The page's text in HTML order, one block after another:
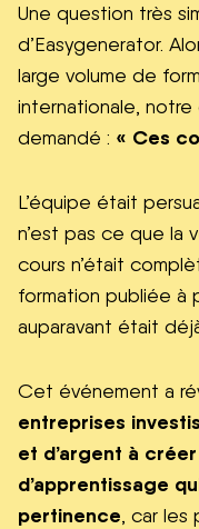
Une question très
d’Easygenerator.
large volume de
internationale, notre
demandé : « Ces
L’équipe était
n’est pas ce que la
cours n’était
formation publiée à
auparavant était
Cet événement a
entreprises
et d’argent à
d’apprentissage
pertinence, car les